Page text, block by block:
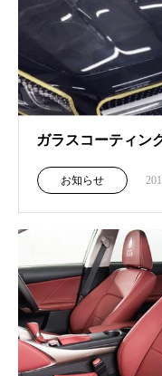
ガラスコーティン
お知らせ